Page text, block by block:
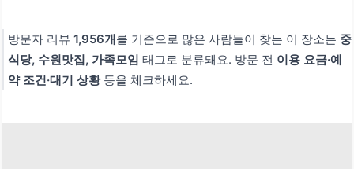
방문자 리뷰1,956개를 기준으로 많은 사람들이 찾는 이 장소는 중
식당, 수원맛집, 가족모임 태그로 분류돼요. 방문 전 이용 요금·예
약 조건·대기 상황등을 체크하세요.